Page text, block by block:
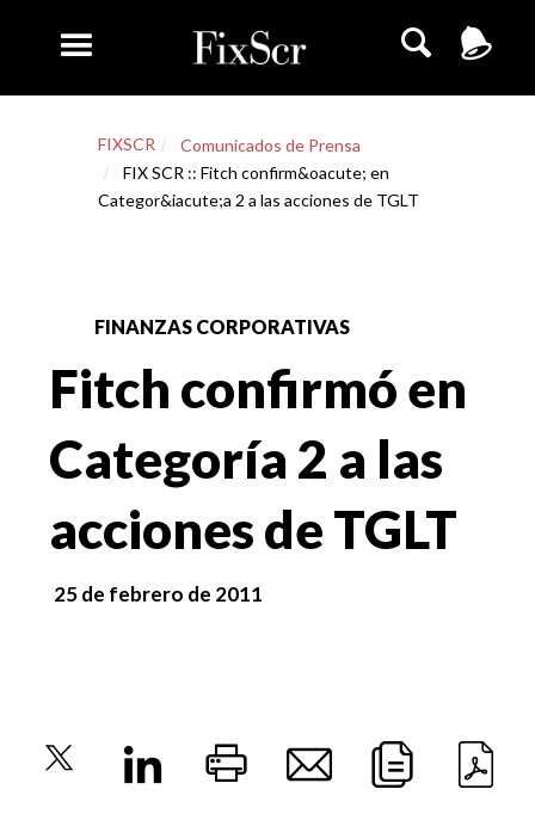
FIXSCR
Comunicados de Prensa
FIX SCR :: Fitch confirm&oacute; en
Categor&iacute;a 2 a las acciones de TGLT
FINANZAS CORPORATIVAS
Fitch confirmó en
Categoría 2 a las
acciones de TGLT
25 de febrero de 2011